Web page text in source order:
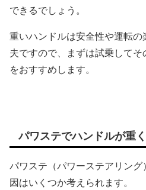
できるでしょう。
重いハンドルは安全性や運転
夫ですので、まずは試乗してそ
をおすすめします。
パワステでハンドルが重
パワステ（パワーステアリン
因はいくつか考えられます。